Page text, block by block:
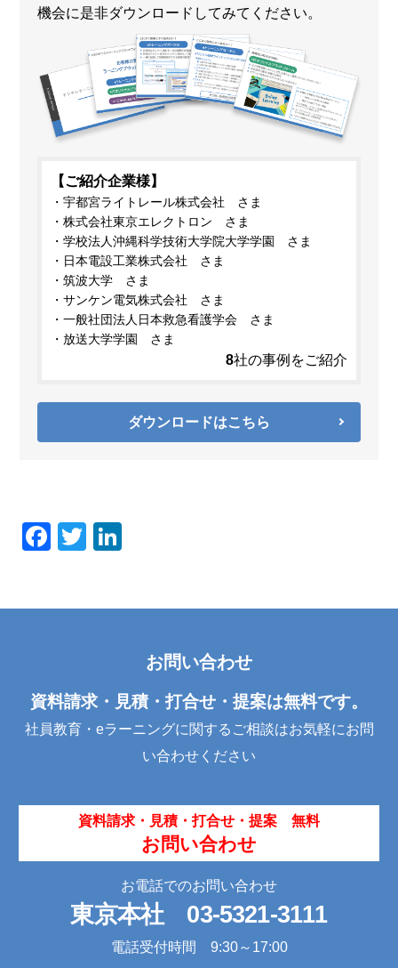
機会に是非ダウンロードしてみてください。
【ご紹介企業様】
宇都宮ライトレール株式会社 さま
株式会社東京エレクトロン さま
学校法人沖縄科学技術大学院大学学園 さま
日本電設工業株式会社 さま
筑波大学 さま
サンケン電気株式会社 さま
一般社団法人日本救急看護学会 さま
放送大学学園 さま
8社の事例をご紹介
ダウンロードはこちら
F
o
k
T
お問い合わせ
資料請求・見積・打合せ・提案は無料です。
社員教育・eラーニングに関するご相談はお気軽にお問
い合わせください
資料請求・見積・打合せ・提案 無料
お問い合わせ
お電話でのお問い合わせ
東京本社 03-5321-3111
電話受付時間 9:30～17:00